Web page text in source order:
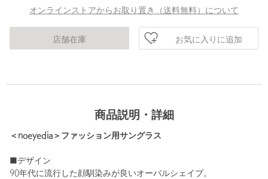
オンラインストアからお取り置き（送料無料）について
店舗在庫 お気に入りに追加
商品説明・詳細
＜noeyedia＞ファッション用サングラス
■デザイン
90年代に流行した顔馴染みが良いオーバルシェイプ。